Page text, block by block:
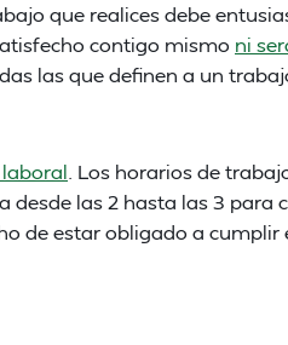
que realices debe
contigo mismo ni
las que definen a un
. Los horarios de
las 2 hasta las 3 para
de estar obligado a